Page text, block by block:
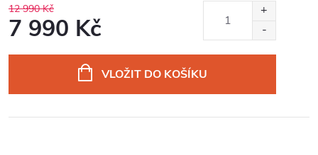
12 990 Kč
7 990 Kč
VLOŽIT DO KOŠÍKU